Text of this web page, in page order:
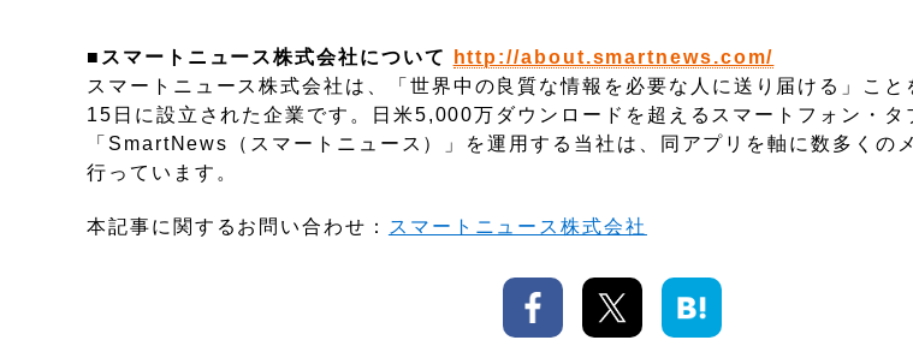
■スマートニュース株式会社について
http://about.smartnews.com/
スマートニュース株式会社は、「世界中の良質な情報を必要な人に送り届ける」こ
15日に設立された企業です。日米5,000万ダウンロードを超えるスマートフォン・タ
「SmartNews（スマートニュース）」を運用する当社は、同アプリを軸に数多くの
行っています。
本記事に関するお問い合わせ： スマートニュース株式会社